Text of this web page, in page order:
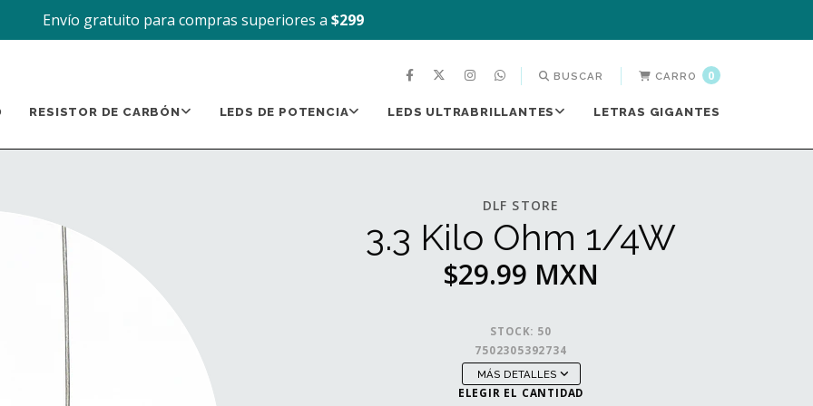
Envío gratuito para compras superiores a $299
BUSCAR CARRO 0
RESISTOR DE CARBÓN LEDS DE POTENCIA LEDS ULTRABRILLANTES LETRAS GIGANTES
DLF STORE
3.3 Kilo Ohm 1/4W
$29.99 MXN
STOCK: 50
7502305392734
MÁS DETALLES
ELEGIR EL CANTIDAD